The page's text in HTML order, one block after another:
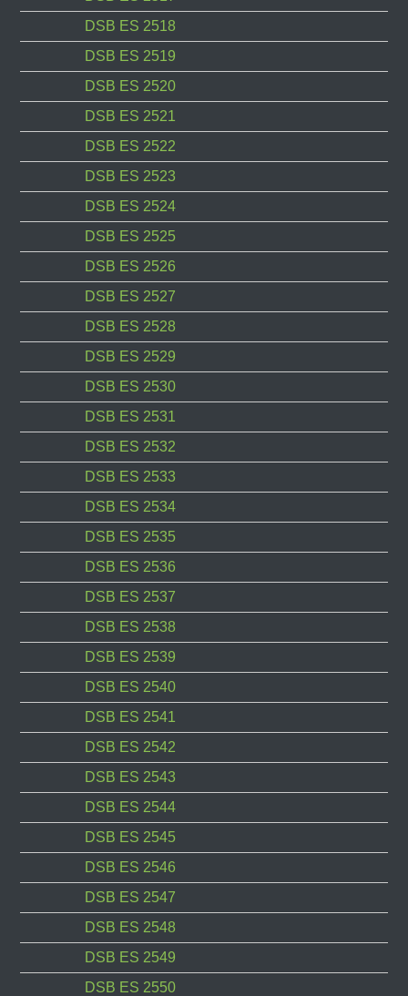
DSB ES 2518
DSB ES 2519
DSB ES 2520
DSB ES 2521
DSB ES 2522
DSB ES 2523
DSB ES 2524
DSB ES 2525
DSB ES 2526
DSB ES 2527
DSB ES 2528
DSB ES 2529
DSB ES 2530
DSB ES 2531
DSB ES 2532
DSB ES 2533
DSB ES 2534
DSB ES 2535
DSB ES 2536
DSB ES 2537
DSB ES 2538
DSB ES 2539
DSB ES 2540
DSB ES 2541
DSB ES 2542
DSB ES 2543
DSB ES 2544
DSB ES 2545
DSB ES 2546
DSB ES 2547
DSB ES 2548
DSB ES 2549
DSB ES 2550